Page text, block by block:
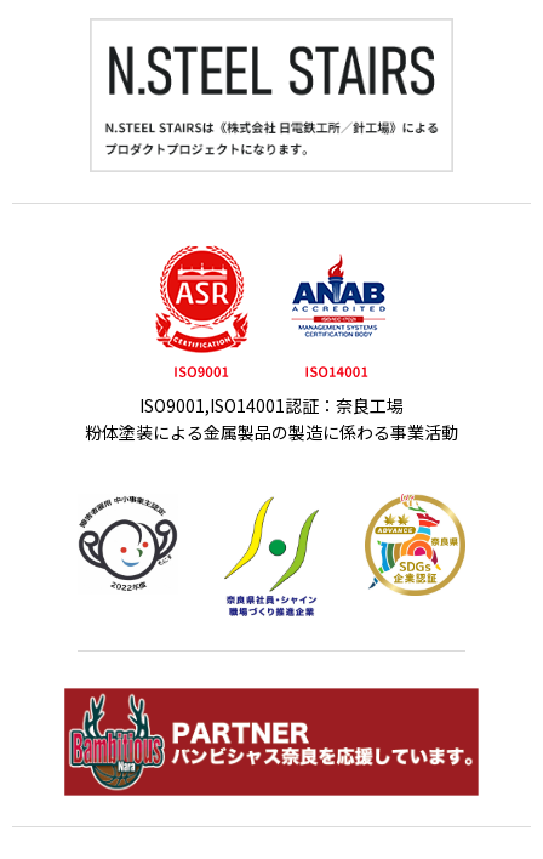
ISO9001,ISO14001認証：奈良工場
粉体塗装による金属製品の製造に係わる事業活動